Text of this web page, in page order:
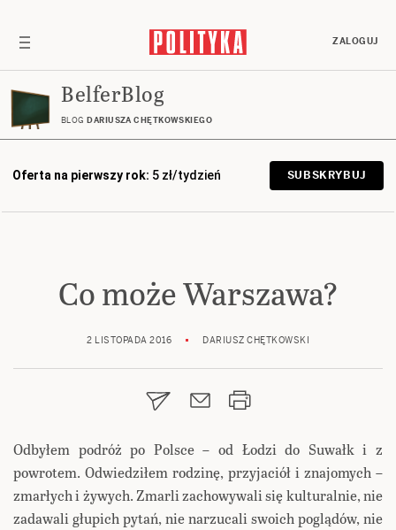
ZALOGUJ
BelferBlog
BLOG DARIUSZA CHĘTKOWSKIEGO
Oferta na pierwszy rok: 5 zł/tydzień SUBSKRYBUJ
Co może Warszawa?
2 LISTOPADA 2016 DARIUSZ CHĘTKOWSKI
Odbyłem podróż po Polsce – od Łodzi do Suwałk i z
powrotem. Odwiedziłem rodzinę, przyjaciół i znajomych –
zmarłych i żywych. Zmarli zachowywali się kulturalnie, nie
zadawali głupich pytań, nie narzucali swoich poglądów, nie